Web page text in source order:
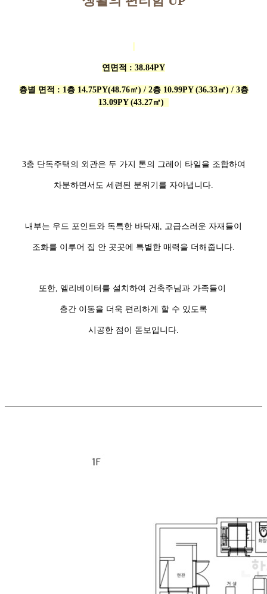
연면적 : 38.84PY
층별 면적 : 1층 14.75PY(48.76㎡) / 2층 10.99PY (36.33㎡) / 3층
13.09PY (43.27㎡)
3층 단독주택의 외관은 두 가지 톤의 그레이 타일을 조합하여
차분하면서도 세련된 분위기를 자아냅니다.
내부는 우드 포인트와 독특한 바닥재, 고급스러운 자재들이
조화를 이루어 집 안 곳곳에 특별한 매력을 더해줍니다.
또한, 엘리베이터를 설치하여 건축주님과 가족들이
층간 이동을 더욱 편리하게 할 수 있도록
시공한 점이 돋보입니다.